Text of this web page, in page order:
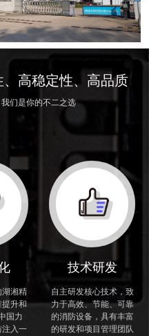
湘精
升和
国力
入一
技术研发
自主研发核心技术，致
力于高效、节能、可靠
的消防设备，具有丰富
的研发和项目管理团队
、高稳定性、高品质
我们是你的不二之选
拼的湖湘精神，勇于创新，致
成一个研发型创新优秀企业，打破
为消防标准提升和产品升级贡献中
防将顾客利益置于首位，践行与员
精神；以精心制造、持续改进、追
神，用精致的工艺精制产品为顾客